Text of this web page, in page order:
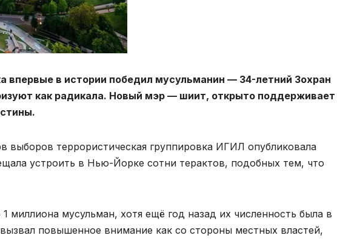
в истории победил мусульманин — 34-летний Зохран
как радикала. Новый мэр — шиит, открыто поддерживает
выборов террористическая группировка ИГИЛ опубликовала
устроить в Нью-Йорке сотни терактов, подобных тем, что
миллиона мусульман, хотя ещё год назад их численность была в
повышенное внимание как со стороны местных властей,